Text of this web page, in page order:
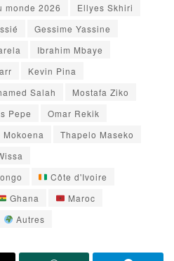
monde 2026
Ellyes Skhiri
Gessime Yassine
Ibrahim Mbaye
Kevin Pina
Salah
Mostafa Ziko
Pepe
Omar Rekik
Mokoena
Thapelo Maseko
Côte d'Ivoire
Ghana
Maroc
Autres